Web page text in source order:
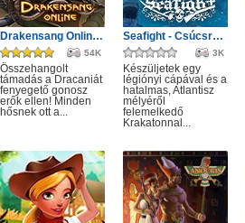
Drakensang Online - Monster Hunt event
54K
Összehangolt
támadás a Dracaniát
fenyegető gonosz
erők ellen! Minden
hősnek ott a...
Seafight - Csúcsragadozók: Fogak és csápok
3K
Készüljetek egy
légiónyi cápával és a
hatalmas, Atlantisz
mélyéről
felemelkedő
Krakatonnal...